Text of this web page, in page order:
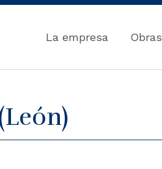
La empresa Obras